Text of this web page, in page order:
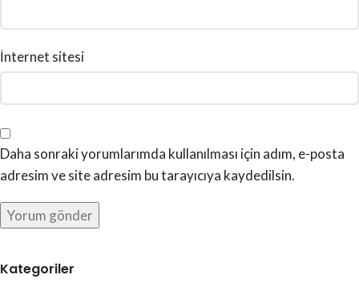
İnternet sitesi
Daha sonraki yorumlarımda kullanılması için adım, e-posta
adresim ve site adresim bu tarayıcıya kaydedilsin.
Kategoriler